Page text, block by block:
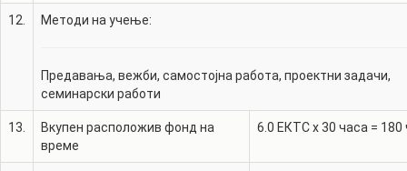
12. Методи на учење:
Предавања, вежби, самостојна работа, проектни задачи,
семинарски работи
13.
Вкупен расположив фонд на
време
6.0 ЕКТС x 30 часа = 180